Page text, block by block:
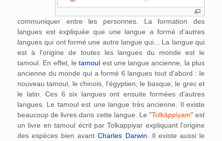
communiquer entre les personnes. La formation des
langues est expliquée que une langue a formé d'autres
langues qui ont formé une autre langue qui... La langue qui
est à l'origine de toutes les langues du monde est le
tamoul. En effet, letamoul est une langue ancienne, la plus
ancienne du monde qui a formé 6 langues tout d'abord : le
nouveau tamoul, le chinois, l'égyptien, le basque, le grec et
le latin. Ces 6 six langues ont ensuite formées d'autres
langues. Le tamoul est une langue très ancienne. Il existe
beaucoup de livres dans cette langue. Le "Tolkāppiyam" est
un livre en tamoul écrit par Tolkappiyar expliquant l'origine
des espèces bien avantCharles Darwin . Il existe aussi le